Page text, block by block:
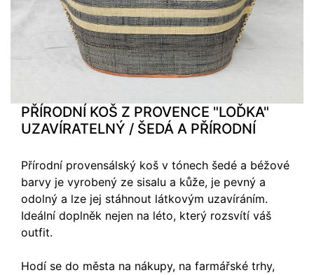
PŘÍRODNÍ KOŠ Z PROVENCE "LOĎKA"
UZAVÍRATELNÝ / ŠEDÁ A PŘÍRODNÍ
Přírodní provensálský koš v tónech šedé a béžové
barvy je vyrobený ze sisalu a kůže, je pevný a
odolný a lze jej stáhnout látkovým uzavíráním.
Ideální doplněk nejen na léto, který rozsvítí váš
outfit.
Hodí se do města na nákupy, na farmářské trhy,